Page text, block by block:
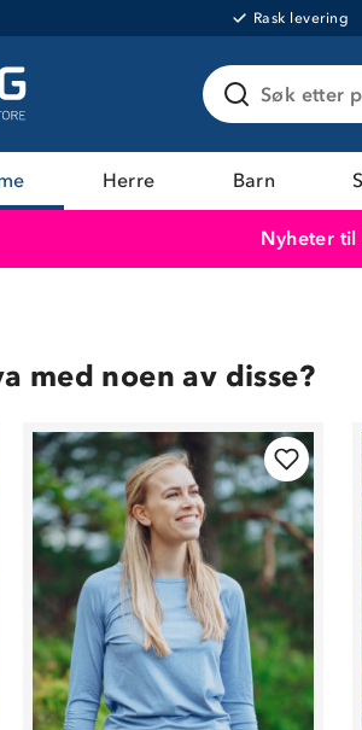
Rask levering
Søk etter
Herre Barn
Nyheter til
med noen av disse?